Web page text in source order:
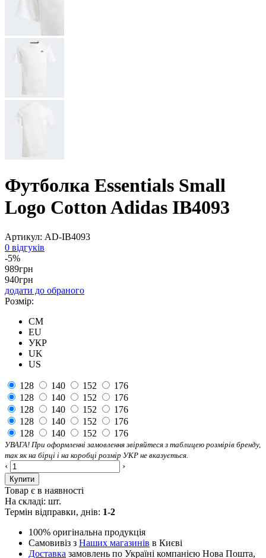
Футболка Essentials Small
Logo Cotton Adidas IB4093
Артикул: AD-IB4093
0 відгуків
-5%
989грн
940грн
додати до обраного
Розмір:
CM
EU
УКР
UK
US
128 140 152
176
128
140 152
176
128
140 152
176
128
140 152
176
128
140 152 176
УВАГА! При оформленні замовлення звіряйтеся з таблицею розмірів бренду,
так як на бірці і на коробці розмір УКР не вказується.
‹ ›
Купити
Товар є в наявності
На складі: шт.
Термін відправки, днів: 1-2
100% оригінальна продукція
Самовивіз з Наших магазинів в Києві
Доставка замовлень по Україні компанією Нова Пошта,